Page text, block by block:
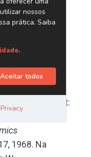
à eventual
de
última
sempre acaba
de
and Punishment:
1968. Na